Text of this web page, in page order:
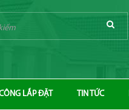
LẮP ĐẶT TIN TỨC